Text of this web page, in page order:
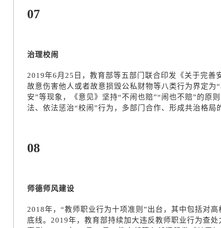
07
治理校闹
2019年6月25日，教育部等五部门联合印发《关于完
故意伤害他人或者故意损毁公私财物等八类行为界定为
安”等现象，《意见》坚持“不闹也赔”“闹也不赔”的原
法、依法惩治“校闹”行为，多部门合作、形成共治格局
08
师德师风建设
2018年，“教师职业行为十项准则”出台，其中包括对
底线。2019年，教育部持续加大违反教师职业行为查